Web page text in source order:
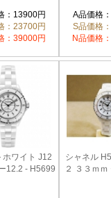
：13900円
：23700円
：39000円
A品価格
S品価格
N品価格
ホワイト J12
12.2 - H5699
シャネル
２ ３３ｍ